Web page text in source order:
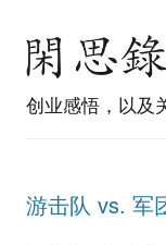
创业感悟，以及
游击队 vs. 军